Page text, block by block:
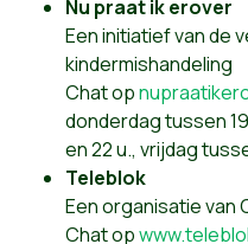
Nu praat ik erover
Een initiatief van de
kindermishandeling
Chat op
donderdag tussen
en 22 u., vrijdag
Teleblok
Een organisatie van
Chat op